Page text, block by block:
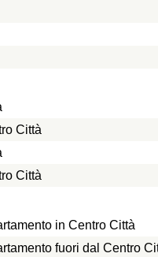
Città
Città
in Centro Città
fuori dal Centro